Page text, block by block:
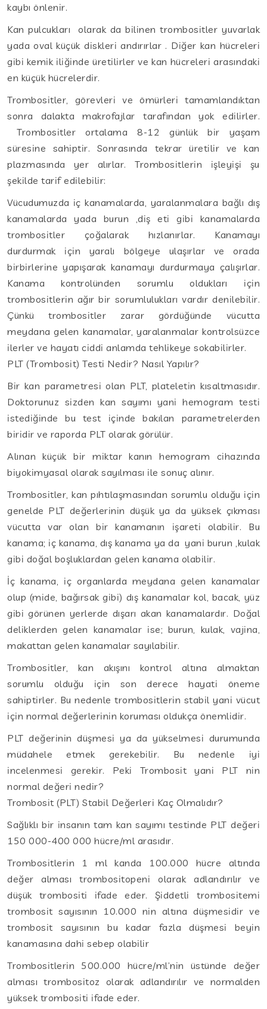
kaybı önlenir.
Kan pulcukları olarak da bilinen trombositler yuvarlak
yada oval küçük diskleri andırırlar . Diğer kan hücreleri
gibi kemik iliğinde üretilirler ve kan hücreleri arasındaki
en küçük hücrelerdir.
Trombositler, görevleri ve ömürleri tamamlandıktan
sonra dalakta makrofajlar tarafından yok edilirler.
Trombositler ortalama 8-12 günlük bir yaşam
süresine sahiptir. Sonrasında tekrar üretilir ve kan
plazmasında yer alırlar. Trombositlerin işleyişi şu
şekilde tarif edilebilir:
Vücudumuzda iç kanamalarda, yaralanmalara bağlı dış
kanamalarda yada burun ,diş eti gibi kanamalarda
trombositler çoğalarak hızlanırlar. Kanamayı
durdurmak için yaralı bölgeye ulaşırlar ve orada
birbirlerine yapışarak kanamayı durdurmaya çalışırlar.
Kanama kontrolünden sorumlu oldukları için
trombositlerin ağır bir sorumlulukları vardır denilebilir.
Çünkü trombositler zarar gördüğünde vücutta
meydana gelen kanamalar, yaralanmalar kontrolsüzce
ilerler ve hayatı ciddi anlamda tehlikeye sokabilirler.
PLT (Trombosit) Testi Nedir? Nasıl Yapılır?
Bir kan parametresi olan PLT, plateletin kısaltmasıdır.
Doktorunuz sizden kan sayımı yani hemogram testi
istediğinde bu test içinde bakılan parametrelerden
biridir ve raporda PLT olarak görülür.
Alınan küçük bir miktar kanın hemogram cihazında
biyokimyasal olarak sayılması ile sonuç alınır.
Trombositler, kan pıhtılaşmasından sorumlu olduğu için
genelde PLT değerlerinin düşük ya da yüksek çıkması
vücutta var olan bir kanamanın işareti olabilir. Bu
kanama; iç kanama, dış kanama ya da yani burun ,kulak
gibi doğal boşluklardan gelen kanama olabilir.
İç kanama, iç organlarda meydana gelen kanamalar
olup (mide, bağırsak gibi) dış kanamalar kol, bacak, yüz
gibi görünen yerlerde dışarı akan kanamalardır. Doğal
deliklerden gelen kanamalar ise; burun, kulak, vajina,
makattan gelen kanamalar sayılabilir.
Trombositler, kan akışını kontrol altına almaktan
sorumlu olduğu için son derece hayati öneme
sahiptirler. Bu nedenle trombositlerin stabil yani vücut
için normal değerlerinin koruması oldukça önemlidir.
PLT değerinin düşmesi ya da yükselmesi durumunda
müdahele etmek gerekebilir. Bu nedenle iyi
incelenmesi gerekir. Peki Trombosit yani PLT nin
normal değeri nedir?
Trombosit (PLT) Stabil Değerleri Kaç Olmalıdır?
Sağlıklı bir insanın tam kan sayımı testinde PLT değeri
150 000-400 000 hücre/ml arasıdır.
Trombositlerin 1 ml kanda 100.000 hücre altında
değer alması trombositopeni olarak adlandırılır ve
düşük trombositi ifade eder. Şiddetli trombositemi
trombosit sayısının 10.000 nin altına düşmesidir ve
trombosit sayısının bu kadar fazla düşmesi beyin
kanamasına dahi sebep olabilir
Trombositlerin 500.000 hücre/ml’nin üstünde değer
alması trombositoz olarak adlandırılır ve normalden
yüksek trombositi ifade eder.